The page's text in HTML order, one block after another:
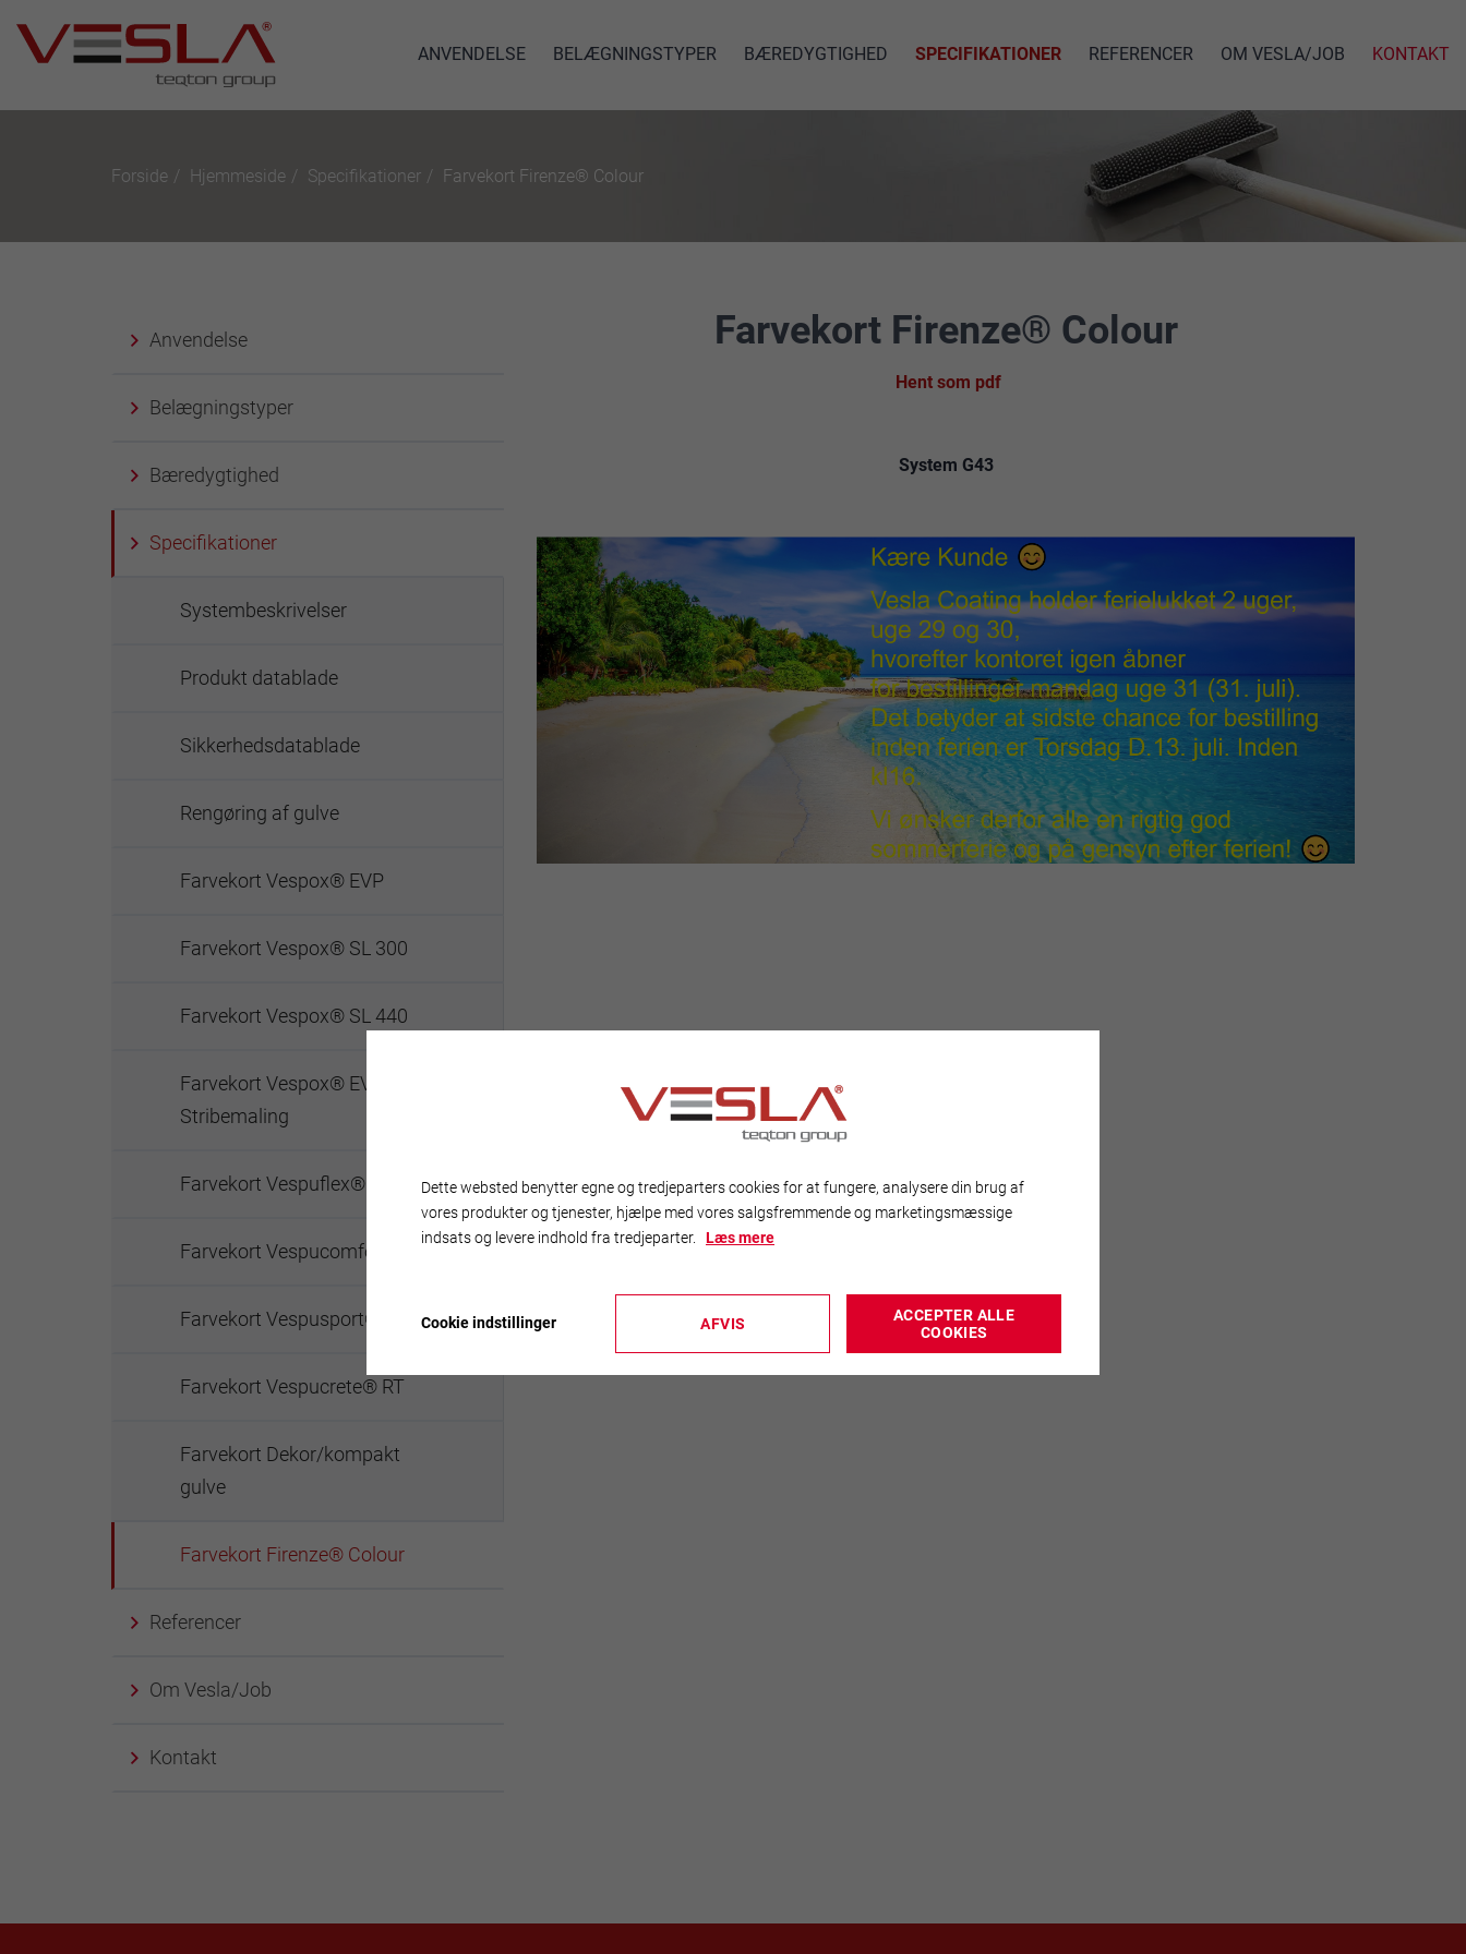
ANVENDELSE BELÆGNINGSTYPER BÆREDYGTIGHED SPECIFIKATIONER REFERENCER OM VESLA/JOB KONTAKT
Forside Hjemmeside Specifikationer Farvekort Firenze® Colour
Anvendelse
Belægningstyper
Bæredygtighed
Specifikationer
Systembeskrivelser
Produkt datablade
Sikkerhedsdatablade
Rengøring af gulve
Farvekort Vespox® EVP
Farvekort Vespox® SL 300
Farvekort Vespox® SL 440
Farvekort Vespox® EVS
Stribemaling
Farvekort Vespuflex®
Farvekort Vespucomfort®
Farvekort Vespusport®
Farvekort Vespucrete® RT
Farvekort Dekor/kompakt
gulve
Farvekort Firenze® Colour
Referencer
Om Vesla/Job
Kontakt
Farvekort Firenze® Colour
Hent som pdf
System G43
Dette websted benytter egne og tredjeparters cookies for at fungere, analysere din brug af
vores produkter og tjenester, hjælpe med vores salgsfremmende og marketingsmæssige
indsats og levere indhold fra tredjeparter. Læs mere
Cookie indstillinger AFVIS
ACCEPTER ALLE
COOKIES